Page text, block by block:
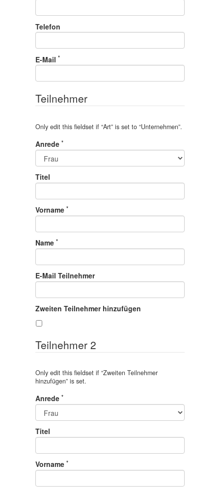
Telefon
E-Mail *
Teilnehmer
Only edit this fieldset if “Art” is set to “Unternehmen”.
Anrede *
Titel
Vorname *
Name *
E-Mail Teilnehmer
Zweiten Teilnehmer hinzufügen
Teilnehmer 2
Only edit this fieldset if “Zweiten Teilnehmer
hinzufügen” is set.
Anrede *
Titel
Vorname *